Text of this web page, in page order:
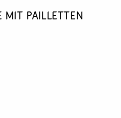
mit Pailletten